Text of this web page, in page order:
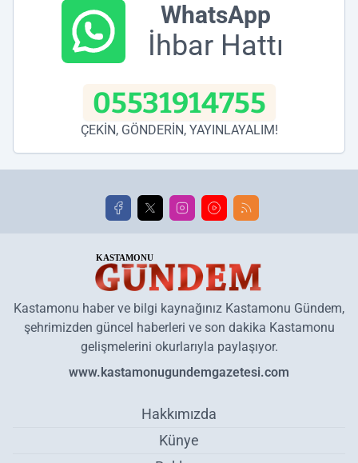
WhatsApp
İhbar Hattı
05531914755
ÇEKİN, GÖNDERİN, YAYINLAYALIM!
Kastamonu haber ve bilgi kaynağınız Kastamonu Gündem,
şehrimizden güncel haberleri ve son dakika Kastamonu
gelişmelerini okurlarıyla paylaşıyor.
www.kastamonugundemgazetesi.com
Hakkımızda
Künye